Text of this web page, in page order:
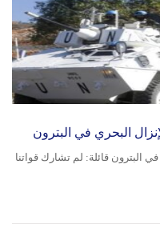
البحري في البترون
البترون قائلة: لم تشارك قواتنا